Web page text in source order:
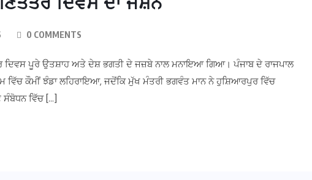
0 COMMENTS
ਪੂਰੇ ਉਤਸ਼ਾਹ ਅਤੇ ਦੇਸ਼ ਭਗਤੀ ਦੇ ਜਜ਼ਬੇ ਨਾਲ ਮਨਾਇਆ ਗਿਆ। ਪੰਜਾਬ ਦੇ ਰਾਜਪਾਲ
ਵਿੱਚ ਕੌਮੀਂ ਝੰਡਾ ਲਹਿਰਾਇਆ, ਜਦੋਂਕਿ ਮੁੱਖ ਮੰਤਰੀ ਭਗਵੰਤ ਮਾਨ ਨੇ ਹੁਸ਼ਿਆਰਪੁਰ ਵਿੱਚ
ਵਿੱਚ […]